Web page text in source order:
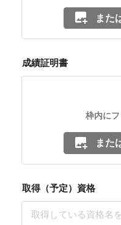
また
成績証明書
枠内に
また
取得（予定）資格